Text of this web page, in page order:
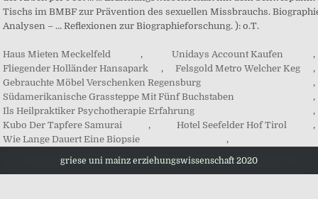
Haus Mieten Meckelfeld , Unidays Account Kaufen
,
Fliegender Holländer Hansapark
, Felsgold Metro Welcher Keg
,
Gebrauchte Möbel Verschenken Regensburg
,
Südamerikanische Grassteppe Mit Fünf Buchstaben
,
Ils Heilpraktiker Psychotherapie Erfahrung
,
Kubo Der Tapfere Samurai
, Hotel Seefelder Hof Tirol
,
Wie Lange Dauert Eine Biopsie
,
griese uni mainz erziehungswissenschaft 2020